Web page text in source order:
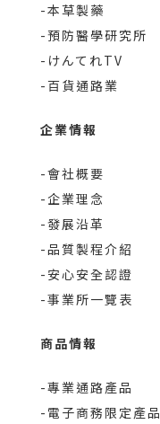
-本草製藥
-預防醫學研究所
-けんてれTV
-百貨通路業
企業情報
-會社概要
-企業理念
-發展沿革
-品質製程介紹
-安心安全認證
-事業所一覽表
商品情報
-專業通路產品
-電子商務限定產品